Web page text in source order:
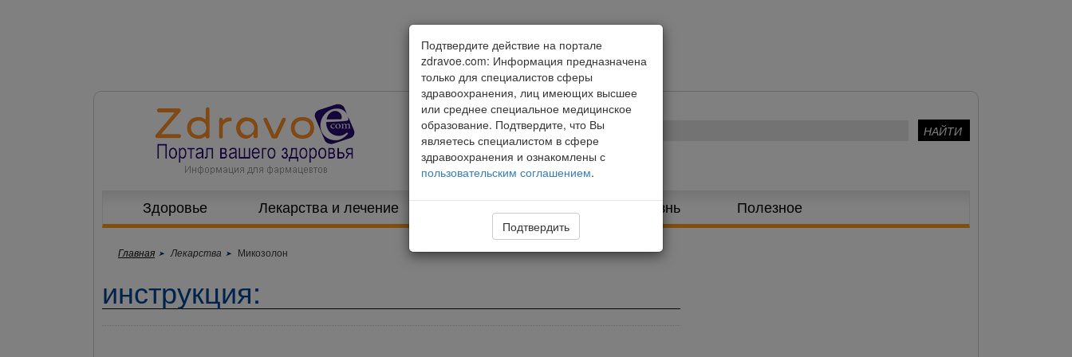
Здоровье Лекарства и лечение Питание и диета Здоровая жизнь Полезное
Главная Лекарства Микозолон
инструкция:
Подтвердите действие на портале
zdravoe.com: Информация предназначена
только для специалистов сферы
здравоохранения, лиц имеющих высшее
или среднее специальное медицинское
образование. Подтвердите, что Вы
являетесь специалистом в сфере
здравоохранения и ознакомлены с
пользовательским соглашением.
Подтвердить